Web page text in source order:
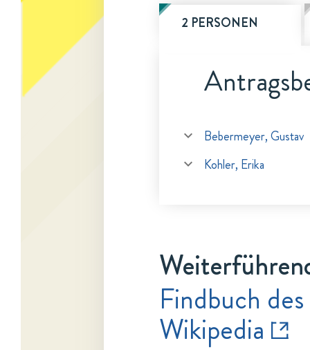
2 PERSONEN
Bebermeyer, Gustav
Kohler, Erika
Findbuch
Wikipedia